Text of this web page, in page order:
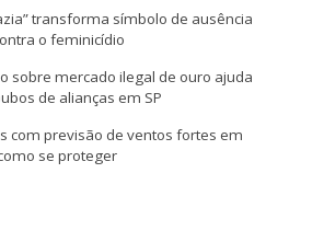
transforma símbolo de ausência
o feminicídio
sobre mercado ilegal de ouro ajuda
de alianças em SP
com previsão de ventos fortes em
se proteger